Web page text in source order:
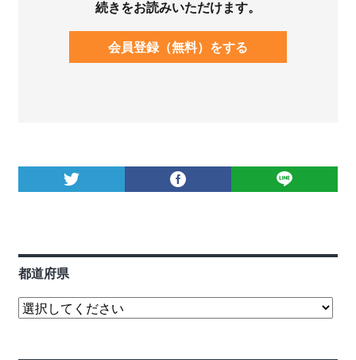
続きをお読みいただけます。
会員登録（無料）をする
都道府県